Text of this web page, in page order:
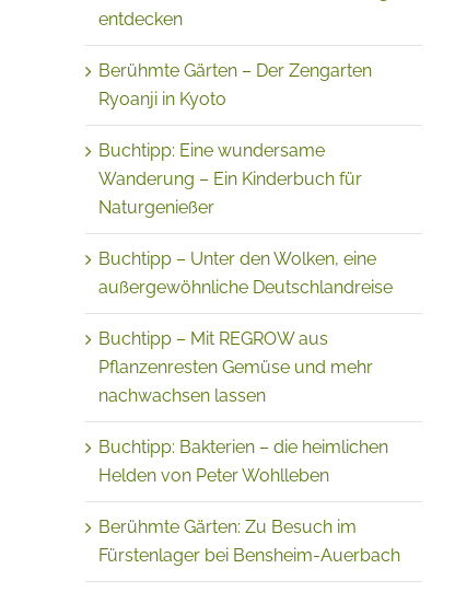
entdecken
Berühmte Gärten – Der Zengarten
Ryoanji in Kyoto
Buchtipp: Eine wundersame
Wanderung – Ein Kinderbuch für
Naturgenießer
Buchtipp – Unter den Wolken, eine
außergewöhnliche Deutschlandreise
Buchtipp – Mit REGROW aus
Pflanzenresten Gemüse und mehr
nachwachsen lassen
Buchtipp: Bakterien – die heimlichen
Helden von Peter Wohlleben
Berühmte Gärten: Zu Besuch im
Fürstenlager bei Bensheim-Auerbach